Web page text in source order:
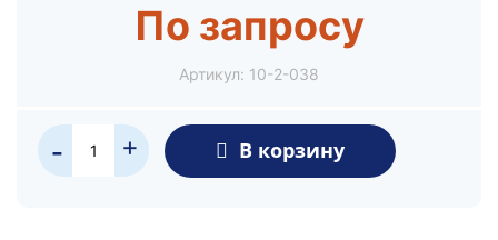
По запросу
Артикул: 10-2-038
- + В корзину